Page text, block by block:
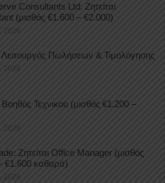
Consultants Ltd: Ζητείται
(μισθός €1.600 – €2.000)
2026
Λειτουργός Πωλήσεων & Τιμολόγησης
2026
Βοηθός Τεχνικού (μισθός €1.200 –
2026
Ζητείται Office Manager (μισθός
€1.600 καθαρά)
2026